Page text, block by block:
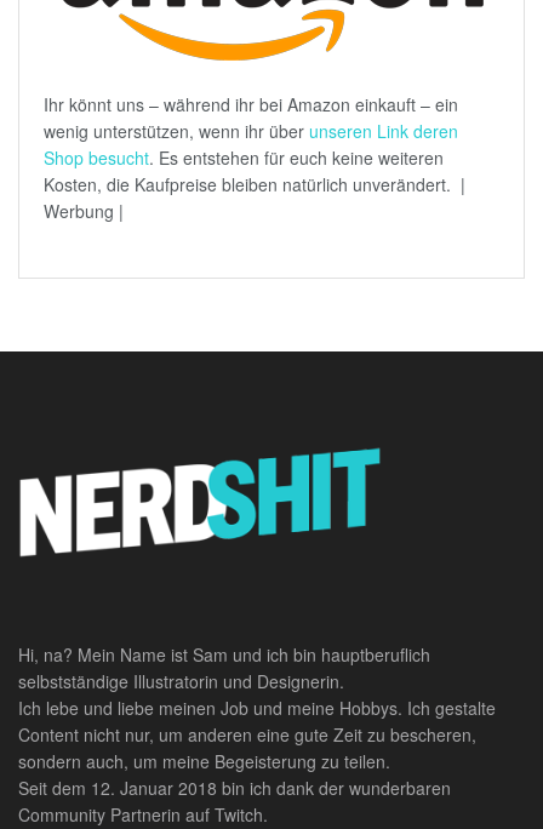
Ihr könnt uns – während ihr bei Amazon einkauft – ein
wenig unterstützen, wenn ihr über unseren Link deren
Shop besucht. Es entstehen für euch keine weiteren
Kosten, die Kaufpreise bleiben natürlich unverändert. |
Werbung |
Hi, na? Mein Name ist Sam und ich bin hauptberuflich
selbstständige Illustratorin und Designerin.
Ich lebe und liebe meinen Job und meine Hobbys. Ich gestalte
Content nicht nur, um anderen eine gute Zeit zu bescheren,
sondern auch, um meine Begeisterung zu teilen.
Seit dem 12. Januar 2018 bin ich dank der wunderbaren
Community Partnerin auf Twitch.